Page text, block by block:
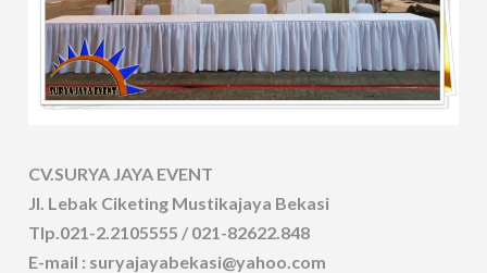
CV.SURYA JAYA EVENT
Jl. Lebak Ciketing Mustikajaya Bekasi
Tlp.021-2.2105555 / 021-82622.848
E-mail : suryajayabekasi@yahoo.com